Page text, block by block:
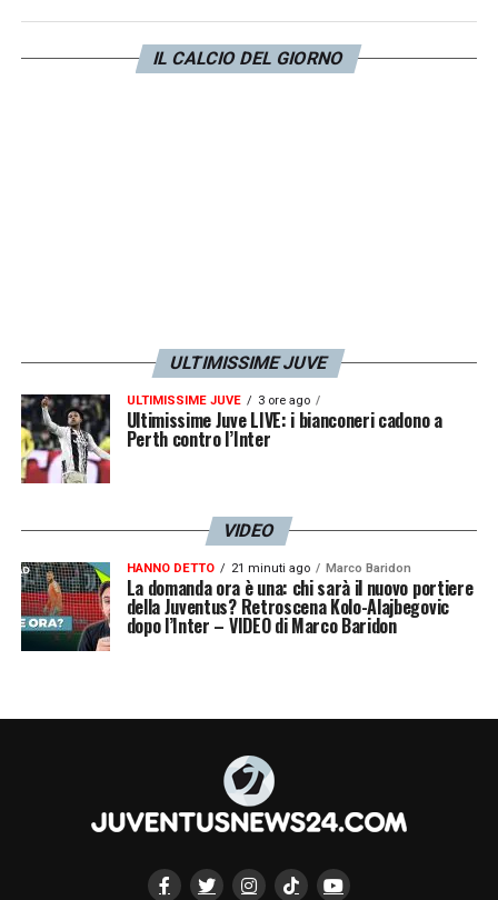
social ha condiviso proprio unafoto
coppainsieme al capitano di
IL CALCIO DEL GIORNO
ULTIMISSIME JUVE
ULTIMISSIME JUVE 3 ore ago
Ultimissime Juve LIVE: i bianconeri cadono a
Perth contro l’Inter
VIDEO
HANNO DETTO 21 minuti ago Marco Baridon
La domanda ora è una: chi sarà il nuovo portiere
della Juventus? Retroscena Kolo-Alajbegovic
dopo l’Inter – VIDEO di Marco Baridon